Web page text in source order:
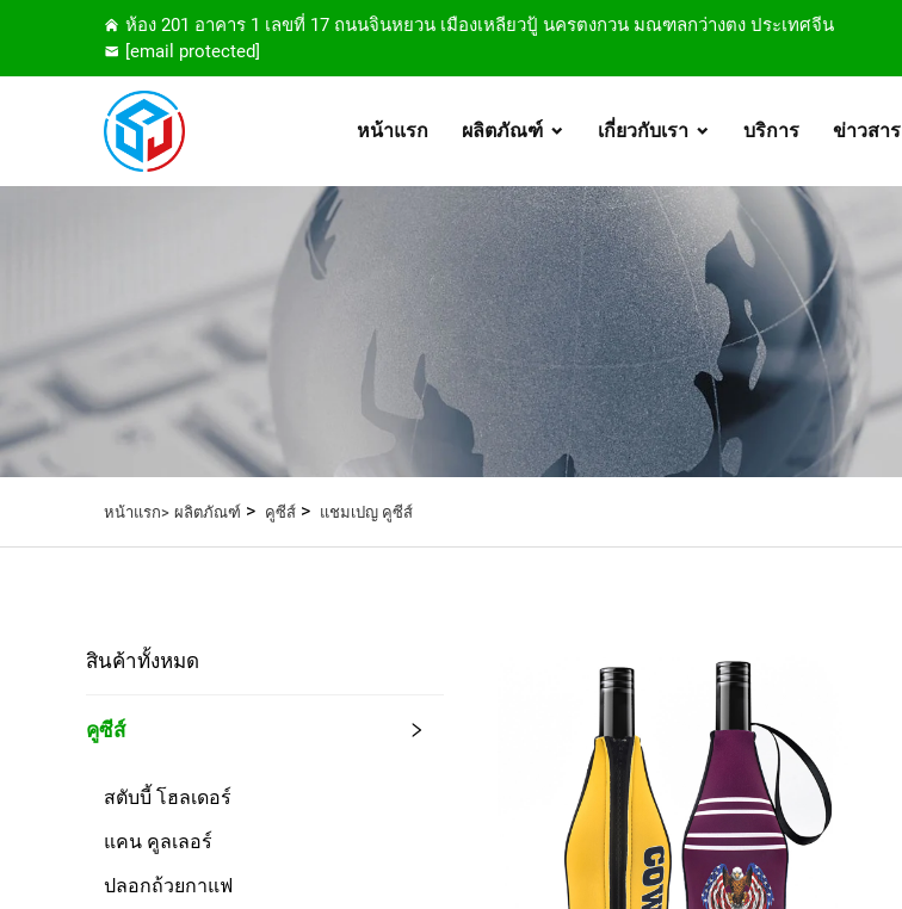
ห้อง 201 อาคาร 1 เลขที่ 17 ถนนจินหยวน เมืองเหลียวปู้ นครตงกวน มณฑลกว่างตง ประเทศจีน
[email protected]
หน้าแรก ผลิตภัณฑ์ เกี่ยวกับเรา บริการ ข่าวสาร
หน้าแรก> ผลิตภัณฑ์ > คูซีส์ > แชมเปญ คูซีส์
สินค้าทั้งหมด
คูซีส์
สตับบี้ โฮลเดอร์
แคน คูลเลอร์
ปลอกถ้วยกาแฟ